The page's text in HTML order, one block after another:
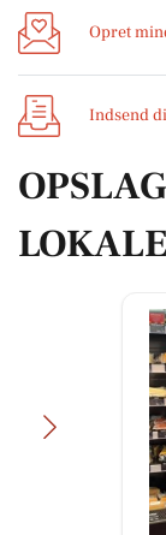
Opret
Indsend